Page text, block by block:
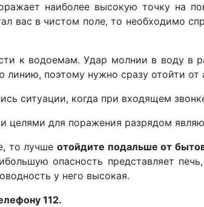
наиболее высокую точку на
вас в чистом поле, то необходимо
к водоемам. Удар молнии в воду в
поэтому нужно сразу отойти от
ситуации, когда при входящем
целями для поражения разрядом
то лучше отойдите подальше от
опасность представляет
у него высокая.
112.